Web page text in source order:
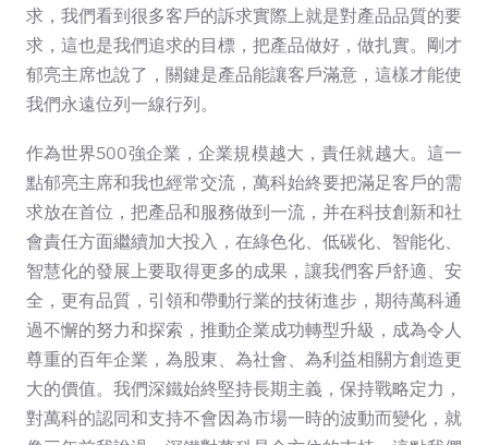
求，我們看到很多客戶的訴求實際上就是對產品品質的要
求，這也是我們追求的目標，把產品做好，做扎實。剛才
郁亮主席也說了，關鍵是產品能讓客戶滿意，這樣才能使
我們永遠位列一線行列。
作為世界500強企業，企業規模越大，責任就越大。這一
點郁亮主席和我也經常交流，萬科始終要把滿足客戶的需
求放在首位，把產品和服務做到一流，并在科技創新和社
會責任方面繼續加大投入，在綠色化、低碳化、智能化、
智慧化的發展上要取得更多的成果，讓我們客戶舒適、安
全，更有品質，引領和帶動行業的技術進步，期待萬科通
過不懈的努力和探索，推動企業成功轉型升級，成為令人
尊重的百年企業，為股東、為社會、為利益相關方創造更
大的價值。我們深鐵始終堅持長期主義，保持戰略定力，
對萬科的認同和支持不會因為市場一時的波動而變化，就